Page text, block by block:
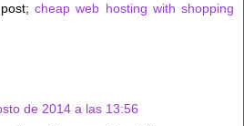
post;cheap web hosting with shopping
de 2014 a las 13:56